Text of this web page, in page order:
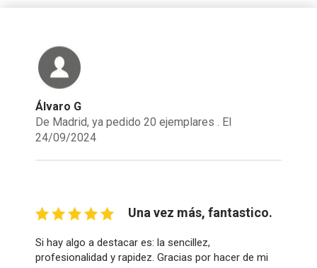
Álvaro G
De Madrid, ya pedido 20 ejemplares . El
24/09/2024
Una vez más, fantastico.
Si hay algo a destacar es: la sencillez,
profesionalidad y rapidez. Gracias por hacer de mi